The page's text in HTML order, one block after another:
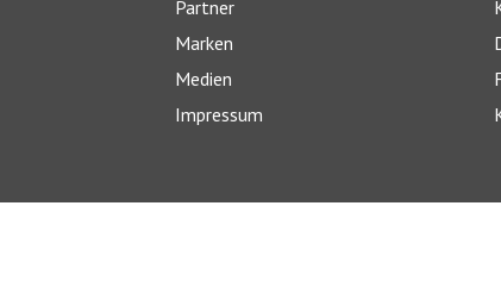
Partner
Marken
Medien
Impressum